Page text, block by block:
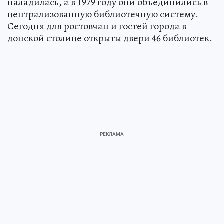
централизованную библиотечную систему.
Сегодня для ростовчан и гостей города в
донской столице открыты двери 46 библиотек.